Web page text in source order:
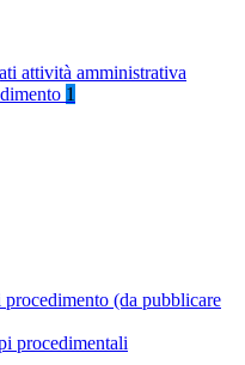
attività amministrativa
1
(da pubblicare
procedimentali